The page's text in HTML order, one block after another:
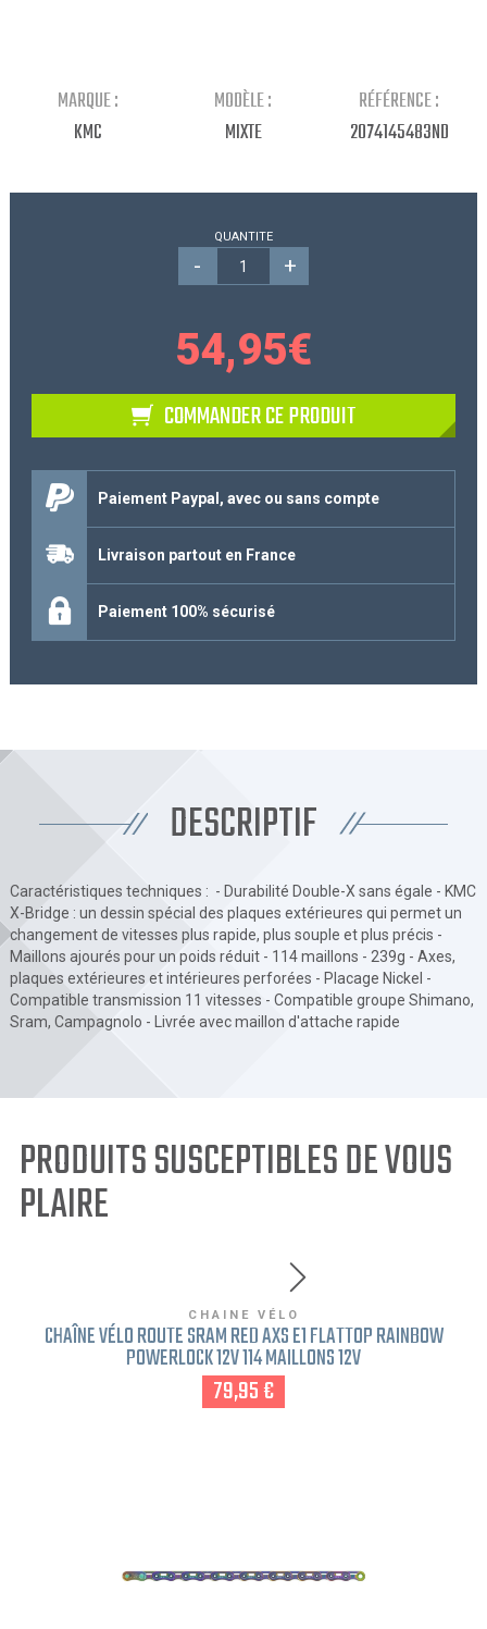
MARQUE :
KMC
MODÈLE :
MIXTE
RÉFÉRENCE :
2074145483ND
QUANTITE
- +
54,95€
COMMANDER CE PRODUIT
Paiement Paypal, avec ou sans compte
Livraison partout en France
Paiement 100% sécurisé
DESCRIPTIF
Caractéristiques techniques : - Durabilité Double-X sans égale - KMC
X-Bridge : un dessin spécial des plaques extérieures qui permet un
changement de vitesses plus rapide, plus souple et plus précis -
Maillons ajourés pour un poids réduit - 114 maillons - 239g - Axes,
plaques extérieures et intérieures perforées - Placage Nickel -
Compatible transmission 11 vitesses - Compatible groupe Shimano,
Sram, Campagnolo - Livrée avec maillon d'attache rapide
PRODUITS SUSCEPTIBLES DE VOUS
PLAIRE
CHAINE VÉLO
CHAÎNE VÉLO ROUTE SRAM RED AXS E1 FLATTOP RAINBOW
POWERLOCK 12V 114 MAILLONS 12V
79,95 €